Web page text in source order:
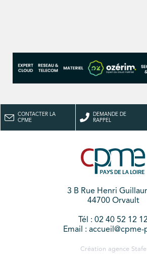
CONTACTER LA
CPME
DEMANDE DE
RAPPEL
3 B Rue Henri
44700 Orvault
Tél : 02 40 52 12 12
Email :
Création agence Stafe